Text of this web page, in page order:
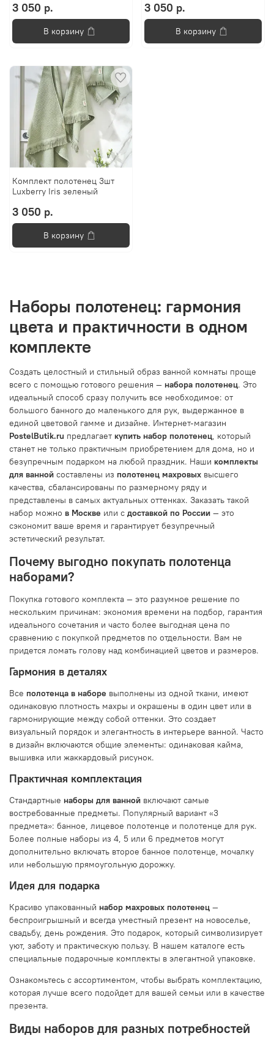
3 050 р.
В корзину
3 050 р.
В корзину
Комплект полотенец 3шт
Luxberry Iris зеленый
3 050 р.
В корзину
Наборы полотенец: гармония
цвета и практичности в одном
комплекте
Создать целостный и стильный образ ванной комнаты проще
всего с помощью готового решения — набора полотенец. Это
идеальный способ сразу получить все необходимое: от
большого банного до маленького для рук, выдержанное в
единой цветовой гамме и дизайне. Интернет-магазин
PostelButik.ru предлагает купить набор полотенец, который
станет не только практичным приобретением для дома, но и
безупречным подарком на любой праздник. Наши комплекты
для ванной составлены из полотенец махровых высшего
качества, сбалансированы по размерному ряду и
представлены в самых актуальных оттенках. Заказать такой
набор можно в Москве или с доставкой по России — это
сэкономит ваше время и гарантирует безупречный
эстетический результат.
Почему выгодно покупать полотенца
наборами?
Покупка готового комплекта — это разумное решение по
нескольким причинам: экономия времени на подбор, гарантия
идеального сочетания и часто более выгодная цена по
сравнению с покупкой предметов по отдельности. Вам не
придется ломать голову над комбинацией цветов и размеров.
Гармония в деталях
Все полотенца в наборе выполнены из одной ткани, имеют
одинаковую плотность махры и окрашены в один цвет или в
гармонирующие между собой оттенки. Это создает
визуальный порядок и элегантность в интерьере ванной. Часто
в дизайн включаются общие элементы: одинаковая кайма,
вышивка или жаккардовый рисунок.
Практичная комплектация
Стандартные наборы для ванной включают самые
востребованные предметы. Популярный вариант «3
предмета»: банное, лицевое полотенце и полотенце для рук.
Более полные наборы из 4, 5 или 6 предметов могут
дополнительно включать второе банное полотенце, мочалку
или небольшую прямоугольную дорожку.
Идея для подарка
Красиво упакованный набор махровых полотенец —
беспроигрышный и всегда уместный презент на новоселье,
свадьбу, день рождения. Это подарок, который символизирует
уют, заботу и практическую пользу. В нашем каталоге есть
специальные подарочные комплекты в элегантной упаковке.
Ознакомьтесь с ассортиментом, чтобы выбрать комплектацию,
которая лучше всего подойдет для вашей семьи или в качестве
презента.
Виды наборов для разных потребностей